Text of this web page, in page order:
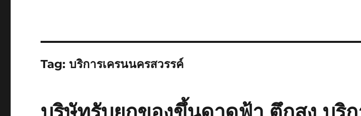
Tag:บริการเครนนครสวรรค์